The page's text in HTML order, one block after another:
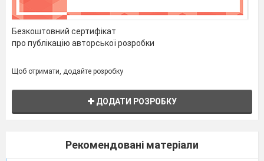
Конфігурацію ПК можна змінювати в міру
необхідності.
Існує поняття
базової конфігурації
системний блок;
§ монітор;
клавіатура;§ мишка.
варіанті (laptopабоnotebookвиконання).
Безкоштовний сертифікат
про публікацію авторської розробки
Щоб отримати, додайте розробку
ДОДАТИ РОЗРОБКУ
Рекомендовані матеріали